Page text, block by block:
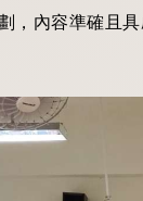
，內容準確且